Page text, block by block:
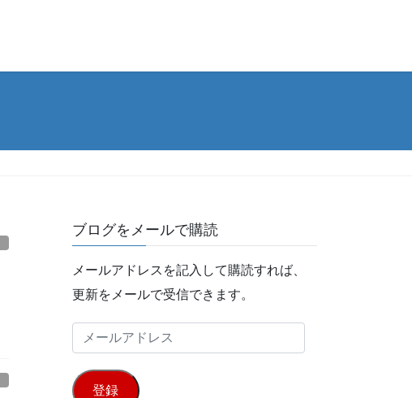
ブログをメールで購読
メールアドレスを記入して購読すれば、
更新をメールで受信できます。
ー
ル
登録